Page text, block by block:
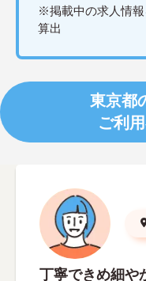
※掲載中の求人情
算出
東京都
ご利
丁寧できめ細や